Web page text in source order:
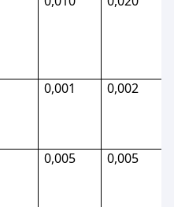
0,001 0,002
0,005 0,005